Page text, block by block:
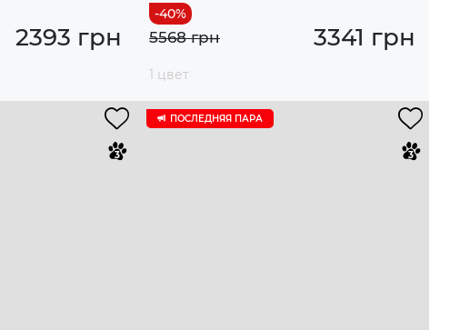
2393 грн 3341 грн
5568 грн
1 цвет
ПОСЛЕДНЯЯ ПАРА